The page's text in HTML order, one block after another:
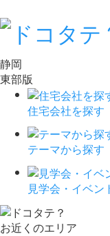
静岡
東部版
住宅会社を探す
テーマから探す
見学会・イベン
お近くのエリア